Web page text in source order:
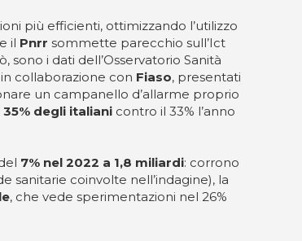
più efficienti, ottimizzando l’utilizzo
il Pnrr sommette parecchio sull’Ict
sono i dati dell’Osservatorio Sanità
in collaborazione con Fiaso, presentati
un campanello d’allarme proprio
35% degli italiani contro il 33% l’anno
7% nel 2022 a 1,8 miliardi: corrono
sanitarie coinvolte nell’indagine), la
, che vede sperimentazioni nel 26%